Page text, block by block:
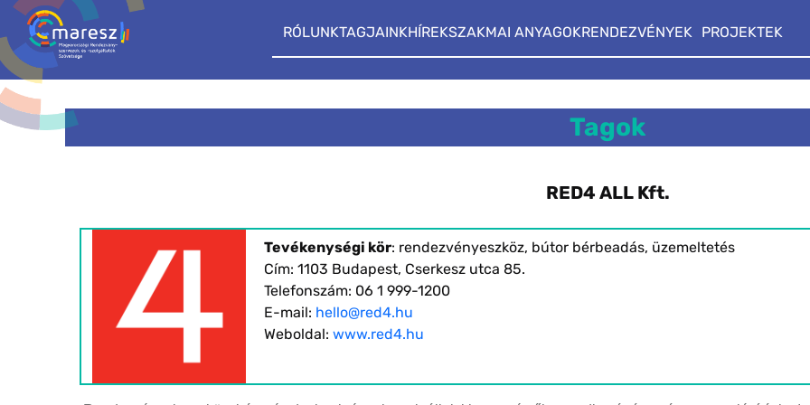
RÓLUNKTAGJAINKHÍREKSZAKMAI ANYAGOKRENDEZVÉNYEK PROJEKTEK
Tagok
RED4 ALL Kft.
Tevékenységi kör: rendezvényeszköz, bútor bérbeadás, üzemeltetés
Cím: 1103 Budapest, Cserkesz utca 85.
Telefonszám: 06 1 999-1200
E-mail: hello@red4.hu
Weboldal: www.red4.hu